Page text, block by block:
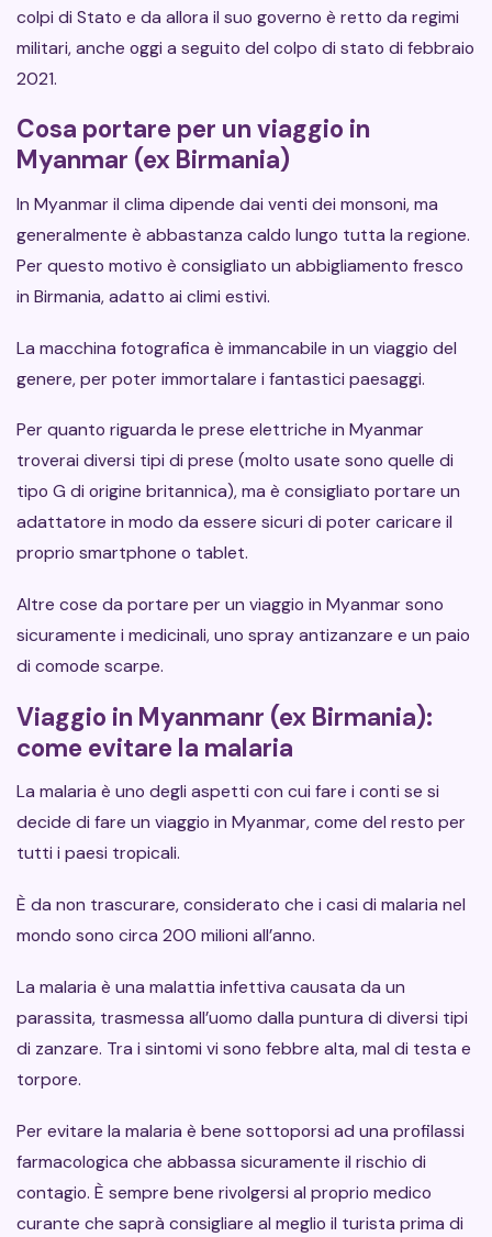
colpi di Stato e da allora il suo governo è retto da regimi
militari, anche oggi a seguito del colpo di stato di febbraio
2021.
Cosa portare per un viaggio in
Myanmar (ex Birmania)
In Myanmar il clima dipende dai venti dei monsoni, ma
generalmente è abbastanza caldo lungo tutta la regione.
Per questo motivo è consigliato un abbigliamento fresco
in Birmania, adatto ai climi estivi.
La macchina fotografica è immancabile in un viaggio del
genere, per poter immortalare i fantastici paesaggi.
Per quanto riguarda le prese elettriche in Myanmar
troverai diversi tipi di prese (molto usate sono quelle di
tipo G di origine britannica), ma è consigliato portare un
adattatore in modo da essere sicuri di poter caricare il
proprio smartphone o tablet.
Altre cose da portare per un viaggio in Myanmar sono
sicuramente i medicinali, uno spray antizanzare e un paio
di comode scarpe.
Viaggio in Myanmanr (ex Birmania):
come evitare la malaria
La malaria è uno degli aspetti con cui fare i conti se si
decide di fare un viaggio in Myanmar, come del resto per
tutti i paesi tropicali.
È da non trascurare, considerato che i casi di malaria nel
mondo sono circa 200 milioni all’anno.
La malaria è una malattia infettiva causata da un
parassita, trasmessa all’uomo dalla puntura di diversi tipi
di zanzare. Tra i sintomi vi sono febbre alta, mal di testa e
torpore.
Per evitare la malaria è bene sottoporsi ad una profilassi
farmacologica che abbassa sicuramente il rischio di
contagio. È sempre bene rivolgersi al proprio medico
curante che saprà consigliare al meglio il turista prima di